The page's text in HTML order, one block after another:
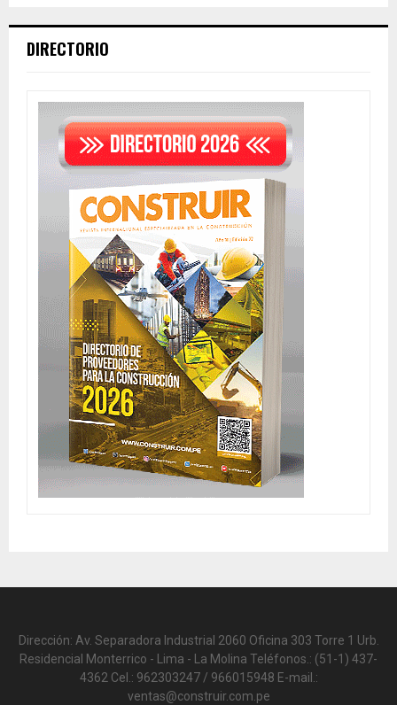
DIRECTORIO
Dirección: Av. Separadora Industrial 2060 Oficina 303 Torre 1 Urb.
Residencial Monterrico - Lima - La Molina Teléfonos.: (51-1) 437-
4362 Cel.: 962303247 / 966015948 E-mail.:
ventas@construir.com.pe